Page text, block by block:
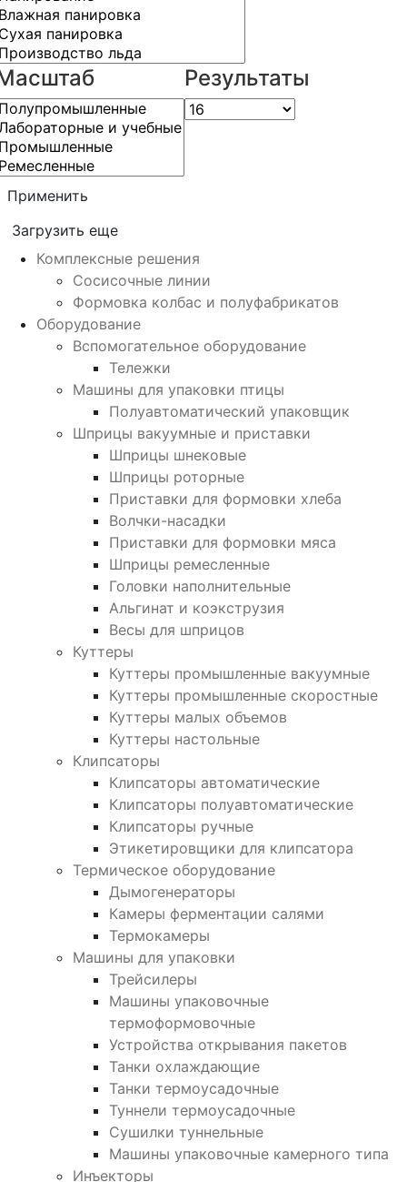
Результаты
Применить
Загрузить еще
Комплексные решения
Сосисочные линии
Формовка колбас и полуфабрикатов
Оборудование
Вспомогательное оборудование
Тележки
Машины для упаковки птицы
Полуавтоматический упаковщик
Шприцы вакуумные и приставки
Шприцы шнековые
Шприцы роторные
Приставки для формовки хлеба
Волчки-насадки
Приставки для формовки мяса
Шприцы ремесленные
Головки наполнительные
Альгинат и коэкструзия
Весы для шприцов
Куттеры
Куттеры промышленные вакуумные
Куттеры промышленные скоростные
Куттеры малых объемов
Куттеры настольные
Клипсаторы
Клипсаторы автоматические
Клипсаторы полуавтоматические
Клипсаторы ручные
Этикетировщики для клипсатора
Термическое оборудование
Дымогенераторы
Камеры ферментации салями
Термокамеры
Машины для упаковки
Трейсилеры
Машины упаковочные
термоформовочные
Устройства открывания пакетов
Танки охлаждающие
Танки термоусадочные
Туннели термоусадочные
Сушилки туннельные
Машины упаковочные камерного типа
Инъекторы